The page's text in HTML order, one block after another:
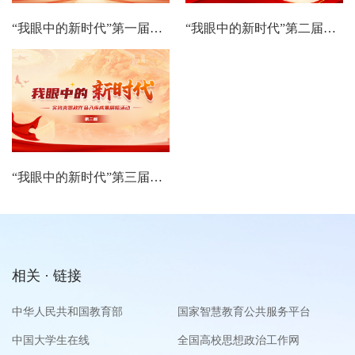
“我眼中的新时代”第一届展播活动 “我眼中的新时代”第二届展播活动
“我眼中的新时代”第三届展播活动
相关 · 链接
中华人民共和国教育部 国家智慧教育公共服务平台
中国大学生在线 全国高校思想政治工作网